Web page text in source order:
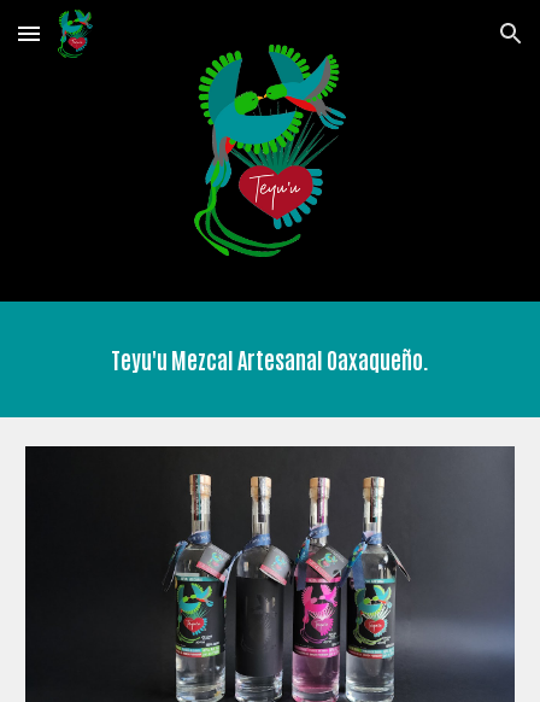
Skip to main content Skip to navigation
Teyu'u Mezcal Artesanal Oaxaqueño.